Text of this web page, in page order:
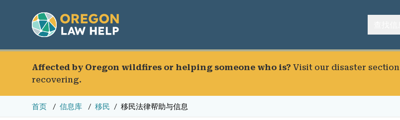
Affected by Oregon wildfires or helping someone who is? Visit our disaster section
recovering.
首页 信息库 移民 移民法律帮助与信息